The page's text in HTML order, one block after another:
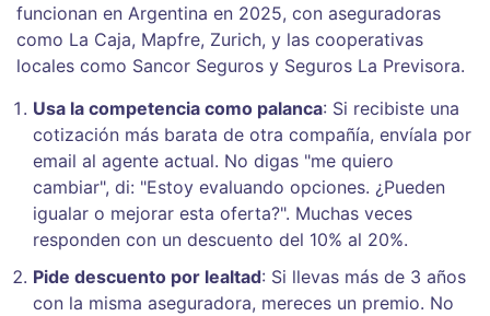
funcionan en Argentina en 2025, con aseguradoras
como La Caja, Mapfre, Zurich, y las cooperativas
locales como Sancor Seguros y Seguros La Previsora.
Usa la competencia como palanca: Si recibiste una
cotización más barata de otra compañía, envíala por
email al agente actual. No digas "me quiero
cambiar", di: "Estoy evaluando opciones. ¿Pueden
igualar o mejorar esta oferta?". Muchas veces
responden con un descuento del 10% al 20%.
Pide descuento por lealtad: Si llevas más de 3 años
con la misma aseguradora, mereces un premio. No